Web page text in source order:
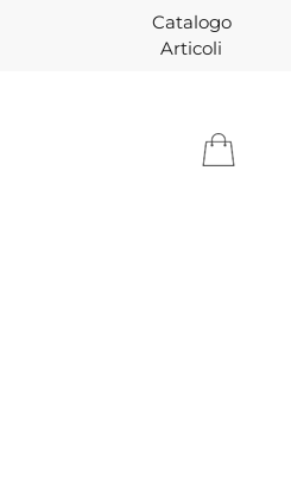
Catalogo
Articoli